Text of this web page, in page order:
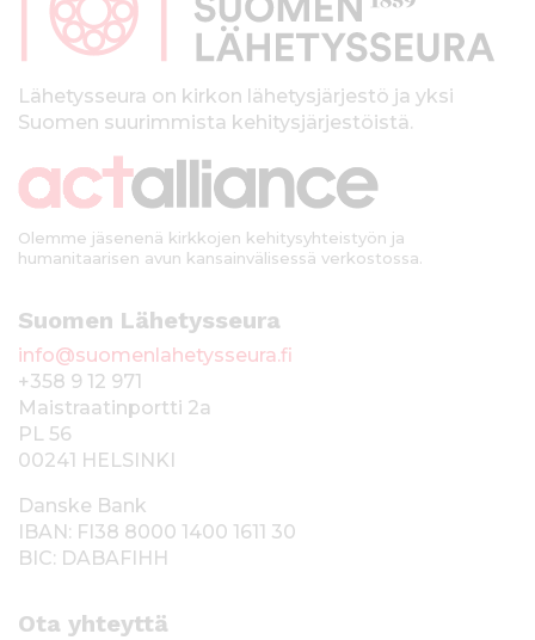
kLähetysseura on kirkon lähetysjärjestö ja yksi
Suomen suurimmista kehitysjärjestöistä.
Olemme jäsenenä kirkkojen kehitysyhteistyön ja
humanitaarisen avun kansainvälisessä verkostossa.
Suomen Lähetysseura
info@suomenlahetysseura.fi
+358 9 12 971
Maistraatinportti 2a
PL 56
00241 HELSINKI
Danske Bank
IBAN: FI38 8000 1400 1611 30
BIC: DABAFIHH
Ota yhteyttä